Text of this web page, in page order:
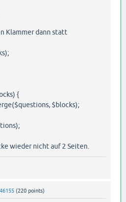
Klammer dann statt
{
$blocks);
wieder nicht auf 2 Seiten.
(220 points)